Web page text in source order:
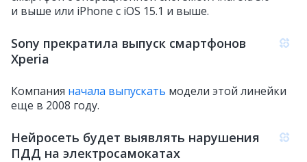
и выше или iPhone с iOS 15.1 и выше.
Sony прекратила выпуск смартфонов
Xperia
Компания начала выпускать модели этой линейки
еще в 2008 году.
Нейросеть будет выявлять нарушения
ПДД на электросамокатах